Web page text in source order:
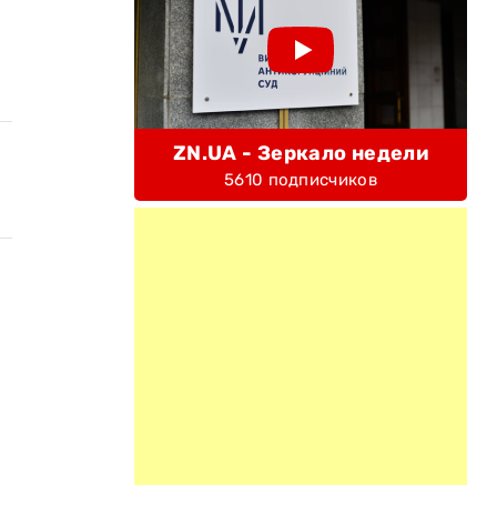
ZN.UA - Зеркало недели
5610 подписчиков